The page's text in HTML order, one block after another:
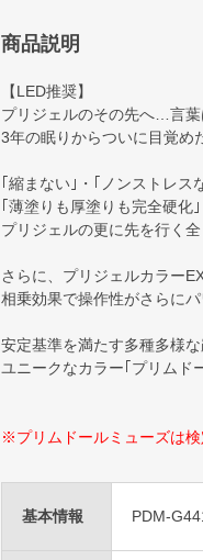
商品説明
【LED推奨】
プリジェルのその先へ…言
3年の眠りからついに目覚め
｢縮まない｣・｢ノンストレス
｢薄塗りも厚塗りも完全硬
プリジェルの更に先を行く
さらに、プリジェルカラー
相乗効果で操作性がさらに
安定基準を満たす多種多様
ユニークなカラー｢プリムド
※プリムドールミューズは
基本情報 PDM-